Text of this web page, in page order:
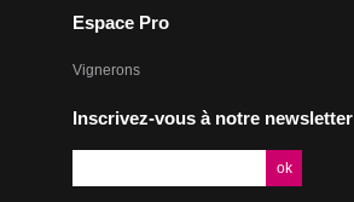
Espace Pro
Vignerons
Inscrivez-vous à notre newsletter